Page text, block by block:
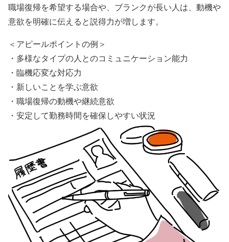
職場復帰を希望する場合や、ブランクが長い人は、動機や
意欲を明確に伝えると説得力が増します。
＜アピールポイントの例＞
・多様なタイプの人とのコミュニケーション能力
・臨機応変な対応力
・新しいことを学ぶ意欲
・職場復帰の動機や継続意欲
・安定して勤務時間を確保しやすい状況